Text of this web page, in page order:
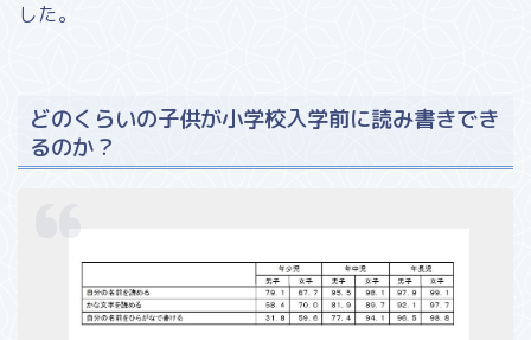
した。
どのくらいの子供が小学校入学前に読み書きでき
るのか？